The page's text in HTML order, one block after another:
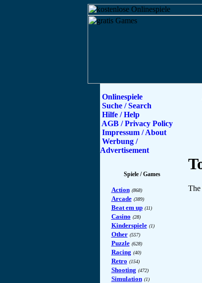
Onlinespiele
Suche / Search
Hilfe / Help
AGB / Privacy Policy
Impressum / About
Werbung /
Advertisement
Spiele / Games
Action (868)
Arcade (389)
Beat em up (11)
Casino (28)
Kinderspiele (1)
Other (557)
Puzzle (628)
Racing (40)
Retro (154)
Shooting (472)
Simulation (1)